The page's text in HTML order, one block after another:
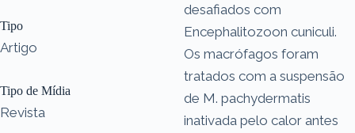
Tipo
Artigo
Tipo de Mídia
Revista
desafiados com
Encephalitozoon cuniculi.
Os macrófagos foram
tratados com a suspensão
de M. pachydermatis
inativada pelo calor antes